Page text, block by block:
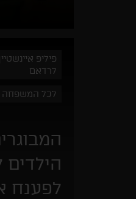
פיליפ
לרדאם
לכל המשפחה
הילדים
לפענח